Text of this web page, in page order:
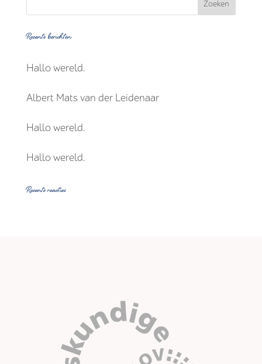
Recente berichten
Hallo wereld.
Albert Mats van der Leidenaar
Hallo wereld.
Hallo wereld.
Recente reacties